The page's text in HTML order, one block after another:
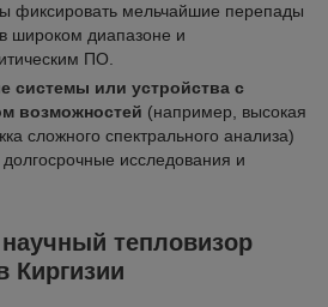
фиксировать мельчайшие перепады
широком диапазоне и
ПО.
системы или устройства с
возможностей (например, высокая
сложного спектрального анализа)
исследования и
научный тепловизор
Киргизии